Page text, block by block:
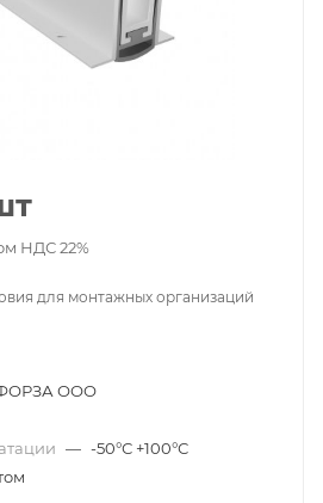
НДС 22%
для монтажных организаций
ООО
— -50°С +100°С